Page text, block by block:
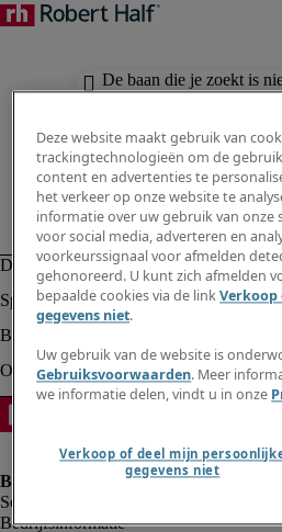
De baan die je zoekt is
beschikbaar. Zie
Bedrijfsinformatie
Deze website maakt gebruik van
trackingtechnologieën om de
content en advertenties te
het verkeer op onze website te
informatie over uw gebruik van onze
voor social media, adverteren en
voorkeurssignaal voor afmelden
gehonoreerd. U kunt zich afmelden
bepaalde cookies via de linkVerkoop
gegevens niet.
Uw gebruik van de website is
Gebruiksvoorwaarden. Meer
we informatie delen, vindt u in onze
Verkoop of deel mijn
gegevens niet